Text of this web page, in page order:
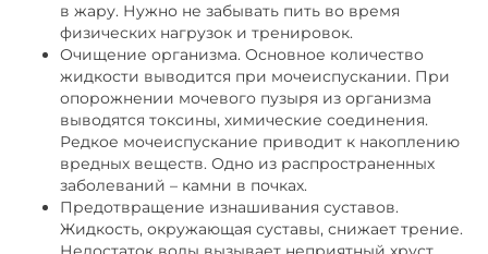
в жару. Нужно не забывать пить во время
физических нагрузок и тренировок.
Очищение организма. Основное количество
жидкости выводится при мочеиспускании. При
опорожнении мочевого пузыря из организма
выводятся токсины, химические соединения.
Редкое мочеиспускание приводит к накоплению
вредных веществ. Одно из распространенных
заболеваний – камни в почках.
Предотвращение изнашивания суставов.
Жидкость, окружающая суставы, снижает трение.